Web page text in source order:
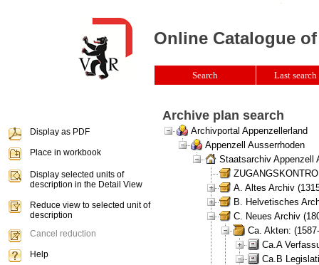
Archive plan search
Archivportal Appenzellerland
Appenzell Ausserrhoden
Staatsarchiv Appenzell
A. Altes Archiv
B. Helvetisches
C. Neues Archiv
Ca. Akten:
Ca.A
Ca.B
Online Catalogue
Search Last
Display as PDF
Place in workbook
Display selected units of
description in the Detail View
Reduce view to selected unit of
description
Cancel reduction
Help